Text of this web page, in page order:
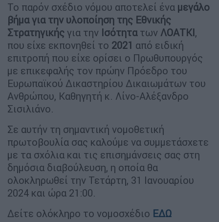
Το παρόν σχέδιο νόμου αποτελεί ένα μεγάλο
βήμα για την υλοποίηση της Εθνικής
Στρατηγικής για την Ισότητατων ΛΟΑΤΚΙ,
που είχε εκπονηθεί το 2021 από ειδική
επιτροπή που είχε ορίσει ο Πρωθυπουργός
με επικεφαλής τον πρώην Πρόεδρο του
Ευρωπαϊκού Δικαστηρίου Δικαιωμάτων του
Ανθρώπου, Καθηγητή κ. Λίνο-Αλέξανδρο
Σισιλιάνο.
Σε αυτήν τη σημαντική νομοθετική
πρωτοβουλία σας καλούμε να συμμετάσχετε
με τα σχόλια και τις επισημάνσεις σας στη
δημόσια διαβούλευση, η οποία θα
ολοκληρωθεί την Τετάρτη, 31 Ιανουαρίου
2024 και ώρα 21:00.
Δείτε ολόκληρο το νομοσχέδιο ΕΔΩ